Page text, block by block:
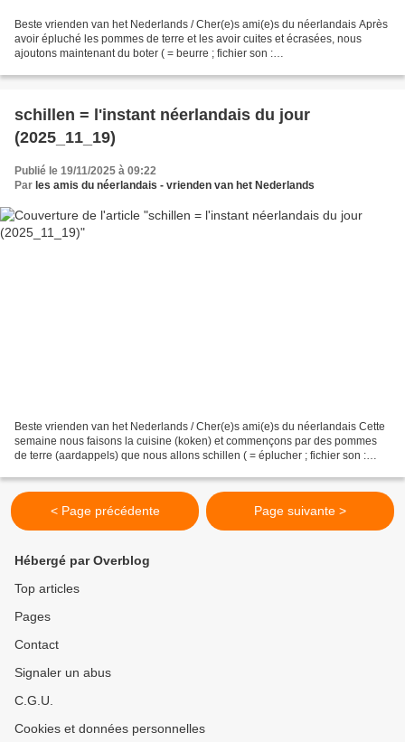
Beste vrienden van het Nederlands / Cher(e)s ami(e)s du néerlandais Après
avoir épluché les pommes de terre et les avoir cuites et écrasées, nous
ajoutons maintenant du boter ( = beurre ; fichier son :
schillen = l'instant néerlandais du jour
(2025_11_19)
Publié le 19/11/2025 à 09:22
Par les amis du néerlandais - vrienden van het Nederlands
Beste vrienden van het Nederlands / Cher(e)s ami(e)s du néerlandais Cette
semaine nous faisons la cuisine (koken) et commençons par des pommes
de terre (aardappels) que nous allons schillen ( = éplucher ; fichier son :
< Page précédente Page suivante >
Hébergé par Overblog
Top articles
Pages
Contact
Signaler un abus
C.G.U.
Cookies et données personnelles